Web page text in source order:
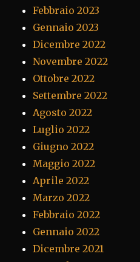
Febbraio 2023
Gennaio 2023
Dicembre 2022
Novembre 2022
Ottobre 2022
Settembre 2022
Agosto 2022
Luglio 2022
Giugno 2022
Maggio 2022
Aprile 2022
Marzo 2022
Febbraio 2022
Gennaio 2022
Dicembre 2021